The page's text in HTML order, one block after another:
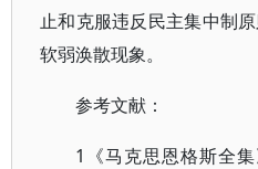
止和克服违反民主集中制
软弱涣散现象。
参考文献：
1《马克思恩格斯全